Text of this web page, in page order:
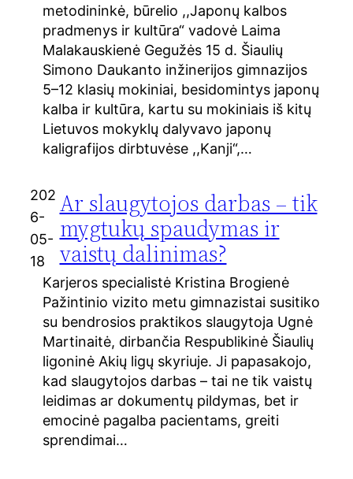
metodininkė, būrelio ,,Japonų kalbos
pradmenys ir kultūra“ vadovė Laima
Malakauskienė Gegužės 15 d. Šiaulių
Simono Daukanto inžinerijos gimnazijos
5–12 klasių mokiniai, besidomintys japonų
kalba ir kultūra, kartu su mokiniais iš kitų
Lietuvos mokyklų dalyvavo japonų
kaligrafijos dirbtuvėse ,,Kanji“,…
202
6-
05-
18
Ar slaugytojos darbas – tik
mygtukų spaudymas ir
vaistų dalinimas?
Karjeros specialistė Kristina Brogienė
Pažintinio vizito metu gimnazistai susitiko
su bendrosios praktikos slaugytoja Ugnė
Martinaitė, dirbančia Respublikinė Šiaulių
ligoninė Akių ligų skyriuje. Ji papasakojo,
kad slaugytojos darbas – tai ne tik vaistų
leidimas ar dokumentų pildymas, bet ir
emocinė pagalba pacientams, greiti
sprendimai…